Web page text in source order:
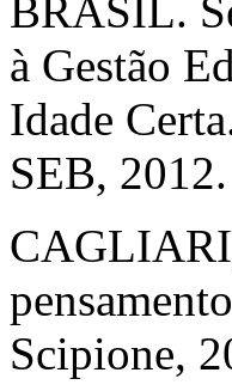
BRASIL.
à Gestão
Idade
SEB, 2012.
Scipione,